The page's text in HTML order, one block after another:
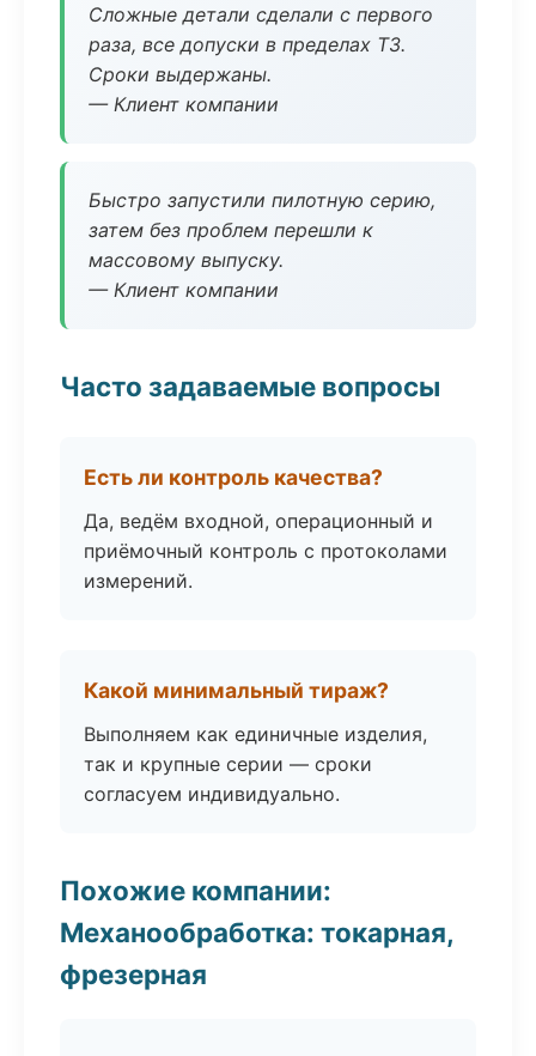
Сложные детали сделали с первого
раза, все допуски в пределах ТЗ.
Сроки выдержаны.
— Клиент компании
Быстро запустили пилотную серию,
затем без проблем перешли к
массовому выпуску.
— Клиент компании
Часто задаваемые вопросы
Есть ли контроль качества?
Да, ведём входной, операционный и
приёмочный контроль с протоколами
измерений.
Какой минимальный тираж?
Выполняем как единичные изделия,
так и крупные серии — сроки
согласуем индивидуально.
Похожие компании:
Механообработка: токарная,
фрезерная